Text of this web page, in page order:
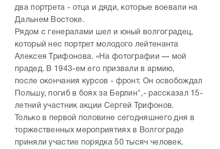
два портрета - отца и дяди, которые воевали на
Дальнем Востоке.
Рядом с генералами шел и юный волгоградец,
который нес портрет молодого лейтенанта
Алексея Трифонова. «На фотографии — мой
прадед. В 1943-ем его призвали в армию,
после окончания курсов - фронт. Он освобождал
Польшу, погиб в боях за Берлин",- рассказал 15-
летний участник акции Сергей Трифонов.
Только в первой половине сегодняшнего дня в
торжественных мероприятиях в Волгограде
приняли участие порядка 50 тысяч человек.